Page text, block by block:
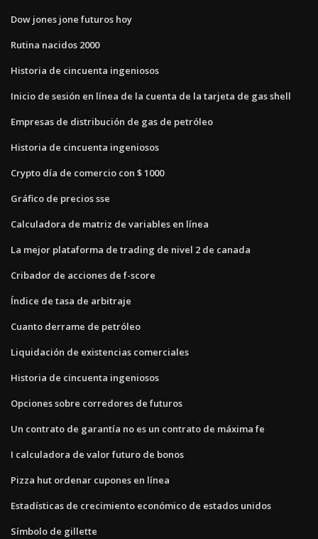
Dow jones jone futuros hoy
Rutina nacidos 2000
Historia de cincuenta ingeniosos
Inicio de sesión en línea de la cuenta de la tarjeta de gas shell
Empresas de distribución de gas de petróleo
Historia de cincuenta ingeniosos
Crypto día de comercio con $ 1000
Gráfico de precios sse
Calculadora de matriz de variables en línea
La mejor plataforma de trading de nivel 2 de canada
Cribador de acciones de f-score
Índice de tasa de arbitraje
Cuanto derrame de petróleo
Liquidación de existencias comerciales
Historia de cincuenta ingeniosos
Opciones sobre corredores de futuros
Un contrato de garantía no es un contrato de máxima fe
I calculadora de valor futuro de bonos
Pizza hut ordenar cupones en línea
Estadísticas de crecimiento económico de estados unidos
Símbolo de gillette